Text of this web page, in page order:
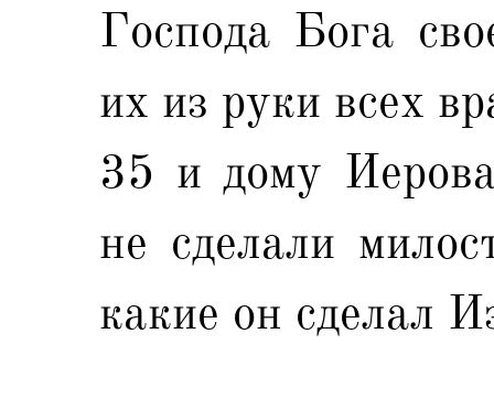
Господа Бога
их из руки всех
35 и дому
не сделали
какие он сделал